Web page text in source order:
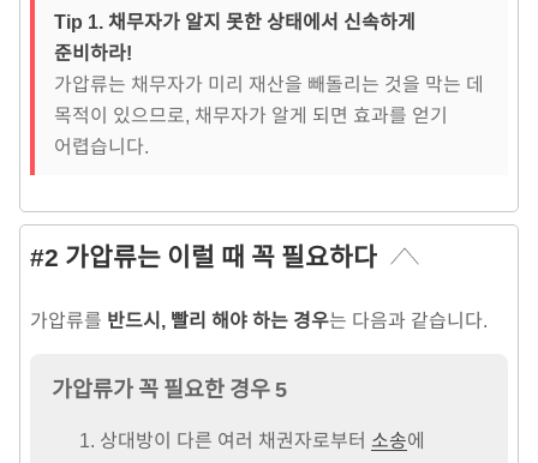
Tip 1. 채무자가 알지 못한 상태에서 신속하게
준비하라!
가압류는 채무자가 미리 재산을 빼돌리는 것을 막는 데
목적이 있으므로, 채무자가 알게 되면 효과를 얻기
어렵습니다.
#2 가압류는 이럴 때 꼭 필요하다
가압류를 반드시, 빨리 해야 하는 경우는 다음과 같습니다.
가압류가 꼭 필요한 경우 5
상대방이 다른 여러 채권자로부터 소송에